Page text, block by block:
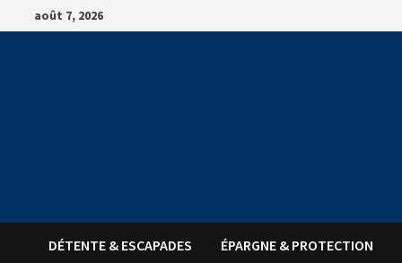
Passer
au
août 7, 2026
DÉTENTE & ESCAPADES ÉPARGNE & PROTECTION